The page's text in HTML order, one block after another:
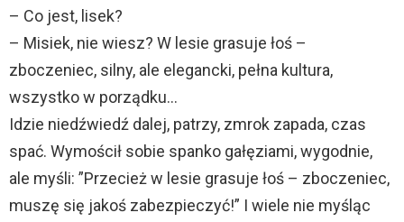
– Co jest, lisek?
– Misiek, nie wiesz? W lesie grasuje łoś –
zboczeniec, silny, ale elegancki, pełna kultura,
wszystko w porządku…
Idzie niedźwiedź dalej, patrzy, zmrok zapada, czas
spać. Wymościł sobie spanko gałęziami, wygodnie,
ale myśli: ”Przecież w lesie grasuje łoś – zboczeniec,
muszę się jakoś zabezpieczyć!” I wiele nie myśląc